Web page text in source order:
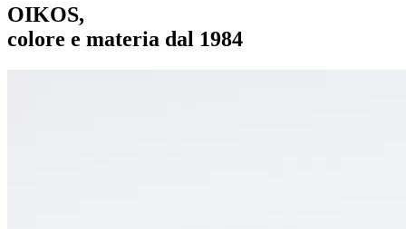
OIKOS,
colore e materia dal 1984